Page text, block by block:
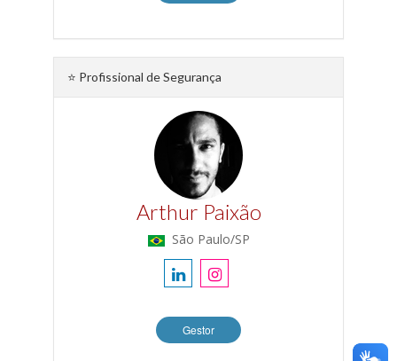
⭐ Profissional de Segurança
Arthur Paixão
São Paulo/SP
Gestor